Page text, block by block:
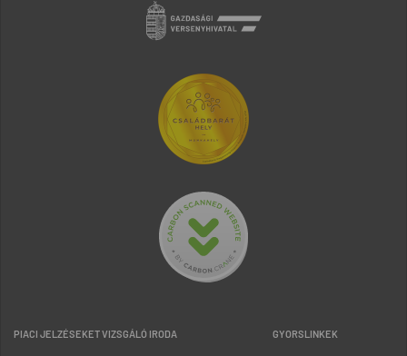
PIACI JELZÉSEKET VIZSGÁLÓ IRODA GYORSLINKEK